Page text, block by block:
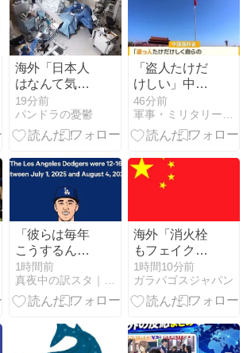
海外「日本人
はなんて気高
いんだ！」 英
高級紙も驚愕
した極限の中
に世界が衝撃
19分前
パンドラの憂鬱
「盗人たけだ
けしい」中国
国防省が防衛
白書に反発…
日本の新型軍
判！
46分前
「彼らは毎年
こうするん
だ」ドジャー
スの8月失速
は“お決まり行
位置で不振の
声【海外の反
1時間前
真夜中の訳スタ｜MLB・欧州サッカー 海外の反応翻訳ブログ
海外「消火栓
もフェイクだ
から消防士が
右往左往する
中国www」
1時間10分前
ガラパゴスジャパン